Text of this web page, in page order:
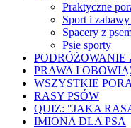
Praktyczne
Sport i
Spacery z
Psie sporty
PODRÓŻOWANIE
PRAWA I
WSZYSTKIE
RASY PSÓW
QUIZ: "JAKA
IMIONA DLA PSA